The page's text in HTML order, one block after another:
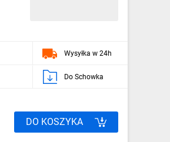
Wysyłka w 24h
Do Schowka
DO KOSZYKA